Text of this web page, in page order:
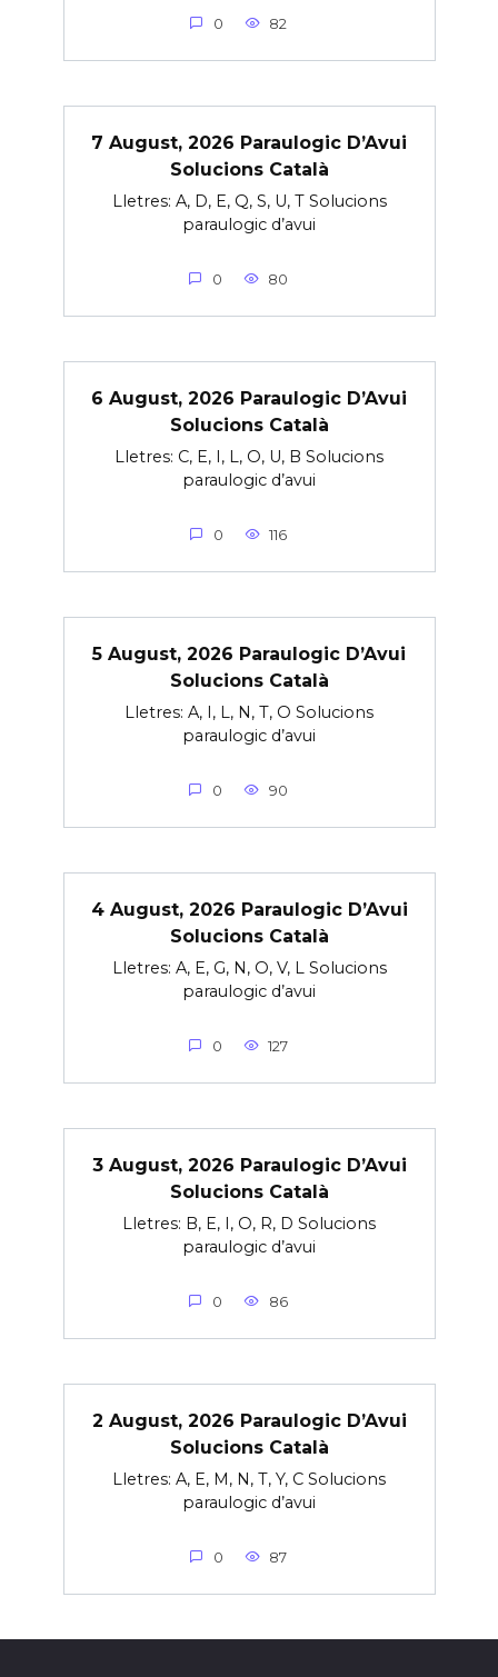
0 82
7 August, 2026 Paraulogic D’Avui
Solucions Català
Lletres: A, D, E, Q, S, U, T Solucions
paraulogic d’avui
0 80
6 August, 2026 Paraulogic D’Avui
Solucions Català
Lletres: C, E, I, L, O, U, B Solucions
paraulogic d’avui
0 116
5 August, 2026 Paraulogic D’Avui
Solucions Català
Lletres: A, I, L, N, T, O Solucions
paraulogic d’avui
0 90
4 August, 2026 Paraulogic D’Avui
Solucions Català
Lletres: A, E, G, N, O, V, L Solucions
paraulogic d’avui
0 127
3 August, 2026 Paraulogic D’Avui
Solucions Català
Lletres: B, E, I, O, R, D Solucions
paraulogic d’avui
0 86
2 August, 2026 Paraulogic D’Avui
Solucions Català
Lletres: A, E, M, N, T, Y, C Solucions
paraulogic d’avui
0 87